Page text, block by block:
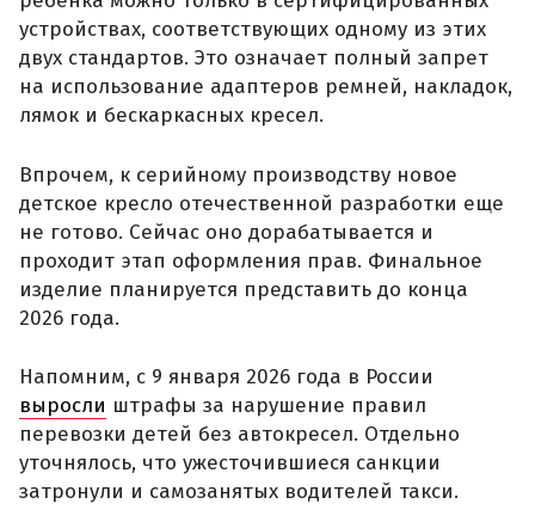
устройствах, соответствующих одному из этих
двух стандартов. Это означает полный запрет
на использование адаптеров ремней, накладок,
лямок и бескаркасных кресел.
Впрочем, к серийному производству новое
детское кресло отечественной разработки еще
не готово. Сейчас оно дорабатывается и
проходит этап оформления прав. Финальное
изделие планируется представить до конца
2026 года.
Напомним, с 9 января 2026 года в России
выросли штрафы за нарушение правил
перевозки детей без автокресел. Отдельно
уточнялось, что ужесточившиеся санкции
затронули и самозанятых водителей такси.